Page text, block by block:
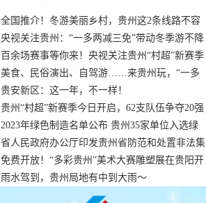
全国推介！冬游美丽乡村，贵州这2条线路不容
错过
央视关注贵州：“一多两减三免”带动冬季游不降
温
百余场赛事等你来！央视关注贵州“村超”新赛季
正式“打响”
美食、民俗演出、自驾游……来贵州玩，“一多
两减三免”！
贵安新区：这一年，不一样！
贵州“村超”新赛季今日开启，62支队伍争夺20强
名额
2023年绿色制造名单公布 贵州35家单位入选绿
色工厂
省人民政府办公厅印发贵州省防范和处置非法集
资工作实施细则
免费开放！“多彩贵州”美术大赛雕塑展在贵阳开
展，持续至1月19日
雨水驾到，贵州局地有中到大雨～